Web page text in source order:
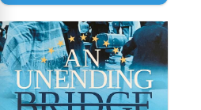
instrumentos